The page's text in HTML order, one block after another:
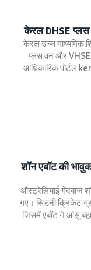
केरल DHSE प्लस
केरल उच्च माध्यमिक
प्लस वन और VHSE
आधिकारिक पोर्टल
शॉन एबॉट की
ऑस्ट्रेलियाई गेंदबाज
गए। सिडनी क्रिकेट
जिसमें एबॉट ने आंसू
मैक्सविले'